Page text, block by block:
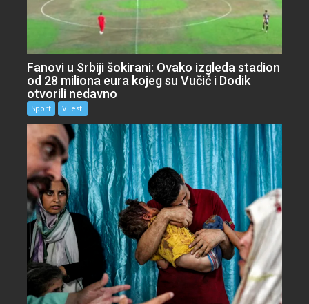
Fanovi u Srbiji šokirani: Ovako izgleda stadion
od 28 miliona eura kojeg su Vučić i Dodik
otvorili nedavno
Sport Vijesti